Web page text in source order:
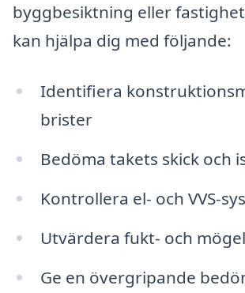
byggbesiktning eller
kan hjälpa dig med följande:
Identifiera
brister
Bedöma takets skick och
Kontrollera el- och VVS-
Utvärdera fukt- och
Ge en övergripande